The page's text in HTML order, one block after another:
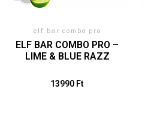
elf bar combo pro
ELF BAR COMBO PRO –
LIME & BLUE RAZZ
13990 Ft